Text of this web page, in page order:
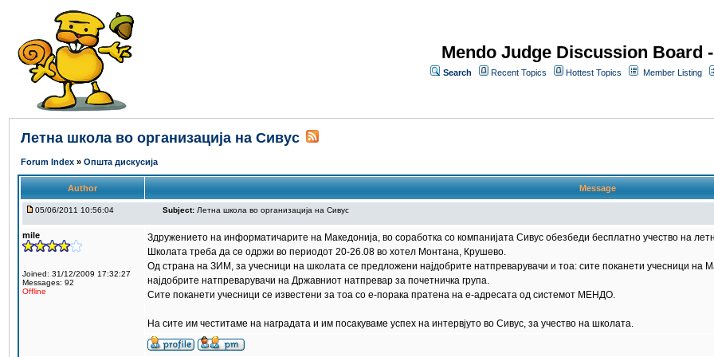
Mendo Judge Discussion Board
Search Recent Topics Hottest Topics Member Listing
Летна школа во организација на Сивус
Forum Index » Општа дискусија
Author Message
05/06/2011 10:56:04 Subject: Летна школа во организација на Сивус
mile
Joined: 31/12/2009 17:32:27
Messages: 92
Offline
Здружението на информатичарите на Македонија, во соработка со компанијата Сивус обезбеди бесплатно учество на
Школата треба да се одржи во периодот 20-26.08 во хотел Монтана, Крушево.
Од страна на ЗИМ, за учесници на школата се предложени најдобрите натпреварувачи и тоа: сите поканети учесници на
најдобрите натпреварувачи на Државниот натпревар за почетничка група.
Сите поканети учесници се известени за тоа со е-порака пратена на е-адресата од системот МЕНДО.
На сите им честитаме на наградата и им посакуваме успех на интервјуто во Сивус, за учество на школата.